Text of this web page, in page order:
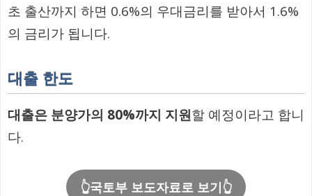
초 출산까지 하면 0.6%의 우대금리를 받아서 1.6%
의 금리가 됩니다.
대출 한도
대출은 분양가의 80%까지 지원할 예정이라고 합니
다.
👆국토부 보도자료로 보기👆